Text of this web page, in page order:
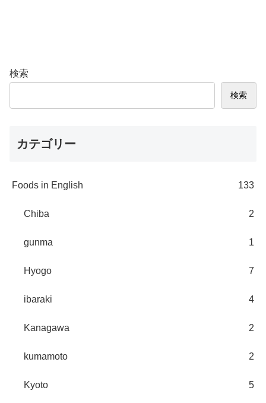
検索
検索
カテゴリー
Foods in English 133
Chiba 2
gunma 1
Hyogo 7
ibaraki 4
Kanagawa 2
kumamoto 2
Kyoto 5